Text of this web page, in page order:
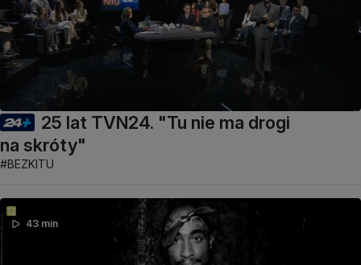
25 lat TVN24. "Tu nie ma drogi
na skróty"
#BEZKITU
43 min